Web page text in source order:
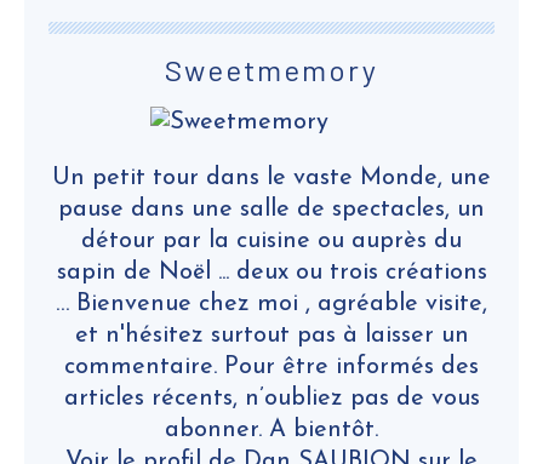
Sweetmemory
Un petit tour dans le vaste Monde, une
pause dans une salle de spectacles, un
détour par la cuisine ou auprès du
sapin de Noël ... deux ou trois créations
… Bienvenue chez moi , agréable visite,
et n'hésitez surtout pas à laisser un
commentaire. Pour être informés des
articles récents, n’oubliez pas de vous
abonner. A bientôt.